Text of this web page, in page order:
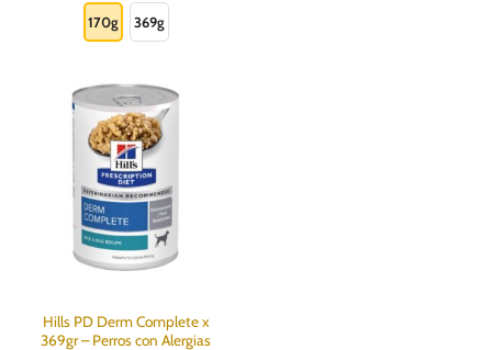
producto
tiene
variantes.
Las
opciones
se
pueden
elegir
en
la
página
producto
170g 369g
Hills PD Derm Complete x
369gr – Perros con Alergias